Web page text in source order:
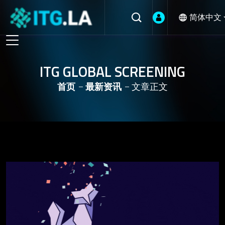
简体中文
ITG GLOBAL SCREENING
首页 最新资讯 文章正文